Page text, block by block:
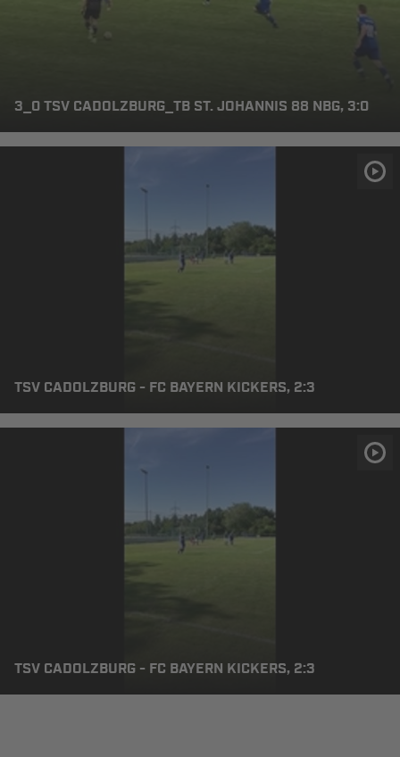
3_0 TSV CADOLZBURG_TB ST. JOHANNIS 88 NBG, 3:0
TSV CADOLZBURG - FC BAYERN KICKERS, 2:3
TSV CADOLZBURG - FC BAYERN KICKERS, 2:3